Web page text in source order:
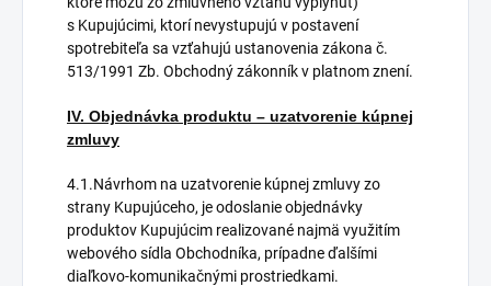
s Kupujúcimi, ktorí nevystupujú v postavení
spotrebiteľa sa vzťahujú ustanovenia zákona č.
513/1991 Zb. Obchodný zákonník v platnom znení.
IV. Objednávka produktu – uzatvorenie kúpnej
zmluvy
4.1.Návrhom na uzatvorenie kúpnej zmluvy zo
strany Kupujúceho, je odoslanie objednávky
produktov Kupujúcim realizované najmä využitím
webového sídla Obchodníka, prípadne ďalšími
diaľkovo-komunikačnými prostriedkami.